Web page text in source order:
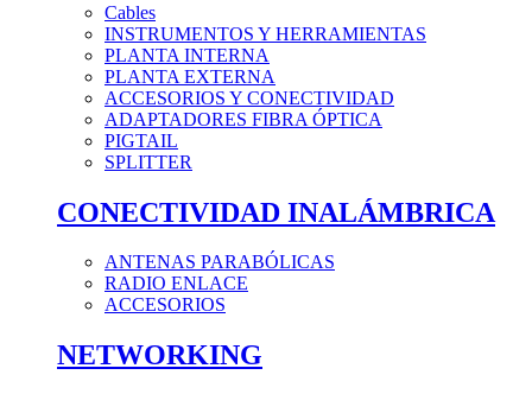
Cables
INSTRUMENTOS Y HERRAMIENTAS
PLANTA INTERNA
PLANTA EXTERNA
ACCESORIOS Y CONECTIVIDAD
ADAPTADORES FIBRA ÓPTICA
PIGTAIL
SPLITTER
CONECTIVIDAD INALÁMBRICA
ANTENAS PARABÓLICAS
RADIO ENLACE
ACCESORIOS
NETWORKING